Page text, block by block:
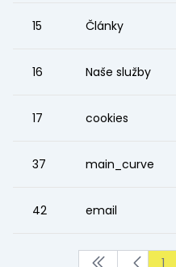
15 Články
16 Naše služby
17 cookies
37 main_curve
42 email